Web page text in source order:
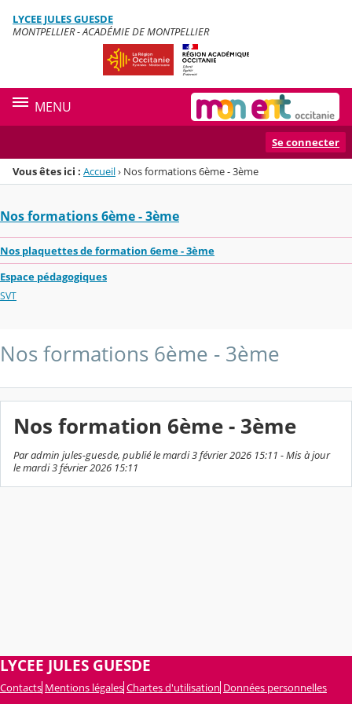
Menu de la rubrique
Contenu
LYCEE JULES GUESDE
MONTPELLIER - ACADÉMIE DE MONTPELLIER
MENU
Se connecter
Vous êtes ici : Accueil› Nos formations 6ème - 3ème
Nos formations 6ème - 3ème
Nos plaquettes de formation 6eme - 3ème
Espace pédagogiques
SVT
Nos formations 6ème - 3ème
Nos formation 6ème - 3ème
Par admin jules-guesde, publié le mardi 3 février 2026 15:11 - Mis à jour
le mardi 3 février 2026 15:11
LYCEE JULES GUESDE
Contacts Mentions légales Chartes d'utilisation Données personnelles